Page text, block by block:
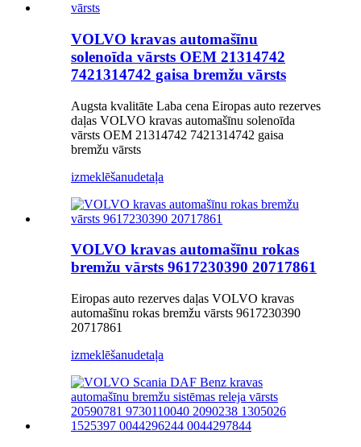
VOLVO kravas automašīnu
solenoīda vārsts OEM 21314742
7421314742 gaisa bremžu vārsts
Augsta kvalitāte Laba cena Eiropas auto rezerves
daļas VOLVO kravas automašīnu solenoīda
vārsts OEM 21314742 7421314742 gaisa
bremžu vārsts
izmeklēšanudetaļa
VOLVO kravas automašīnu rokas
bremžu vārsts 9617230390 20717861
Eiropas auto rezerves daļas VOLVO kravas
automašīnu rokas bremžu vārsts 9617230390
20717861
izmeklēšanudetaļa